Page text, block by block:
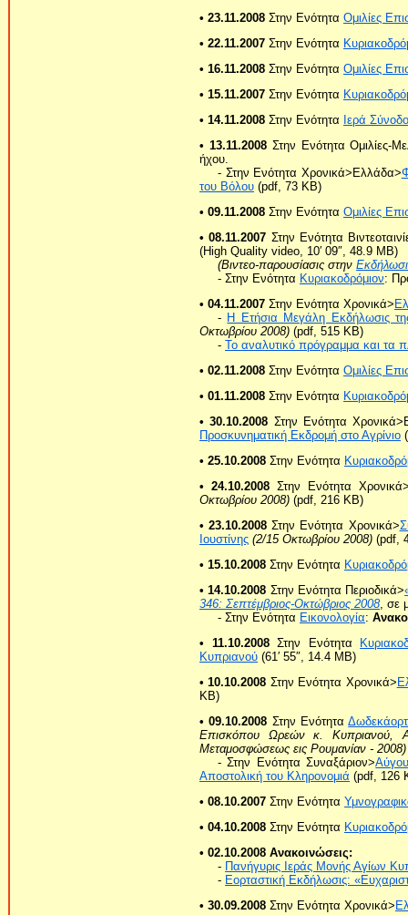
• 23.11.2008 Στην Ενότητα Ομιλίες
• 22.11.2007 Στην Ενότητα
• 16.11.2008 Στην Ενότητα Ομιλίες
• 15.11.2007 Στην Ενότητα
• 14.11.2008 Στην Ενότητα Ιερά
• 13.11.2008Στην Ενότητα Ομιλίες-
ήχου.
- Στην Ενότητα Χρονικά>Ελλάδα>
του Βόλου (pdf, 73 KB)
• 09.11.2008 Στην Ενότητα Ομιλίες
• 08.11.2007 Στην Ενότητα
(High Quality video, 10′ 09″, 48.9 MB)
(Βιντεο-παρουσίασις στην
- Στην Ενότητα Κυριακοδρόμιον:
• 04.11.2007 Στην Ενότητα Χρονικά>
- Η Ετήσια Μεγάλη Εκδήλωσις
Οκτωβρίου 2008) (pdf, 515 KB)
- Το αναλυτικό πρόγραμμα και τα
• 02.11.2008 Στην Ενότητα Ομιλίες
• 01.11.2008 Στην Ενότητα
• 30.10.2008 Στην Ενότητα
Προσκυνηματική Εκδρομή στο Αγρίνιο
• 25.10.2008 Στην Ενότητα
• 24.10.2008Στην Ενότητα
Οκτωβρίου 2008) (pdf, 216 KB)
• 23.10.2008 Στην Ενότητα Χρονικά>
Ιουστίνης (2/15 Οκτωβρίου 2008) (pdf,
• 15.10.2008 Στην Ενότητα
• 14.10.2008 Στην Ενότητα Περιοδικά>
346: Σεπτέμβριος-Οκτώβριος 2008, σε
- Στην Ενότητα Εικονολογία:
• 11.10.2008Στην Ενότητα
Κυπριανού (61′ 55″, 14.4 ΜB)
• 10.10.2008 Στην Ενότητα Χρονικά>
KB)
• 09.10.2008 Στην Ενότητα
Επισκόπου Ωρεών κ. Κυπριανού,
Μεταμοσφώσεως εις Ρουμανίαν - 2008)
- Στην Ενότητα Συναξάριον>
Αποστολική του Κληρονομιά (pdf, 126
• 08.10.2007 Στην Ενότητα
• 04.10.2008 Στην Ενότητα
• 02.10.2008 Ανακοινώσεις:
- Πανήγυρις Ιεράς Μονής Αγίων
- Εορταστική Εκδήλωσις:
• 30.09.2008 Στην Ενότητα Χρονικά>